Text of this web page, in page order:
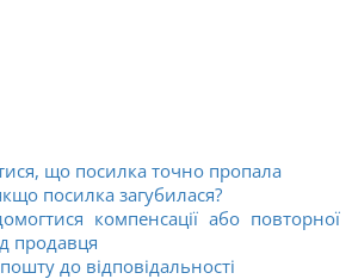
що посилка точно пропала
посилка загубилася?
компенсації або повторної
продавця
до відповідальності